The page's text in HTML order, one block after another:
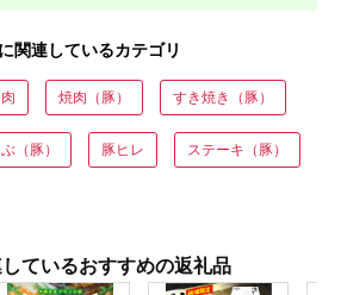
関連しているカテゴリ
焼肉（豚） すき焼き（豚）
（豚） 豚ヒレ ステーキ（豚）
ているおすすめの返礼品